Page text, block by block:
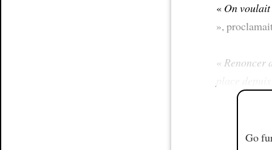
« On voulait
»,
« Renoncer
Go